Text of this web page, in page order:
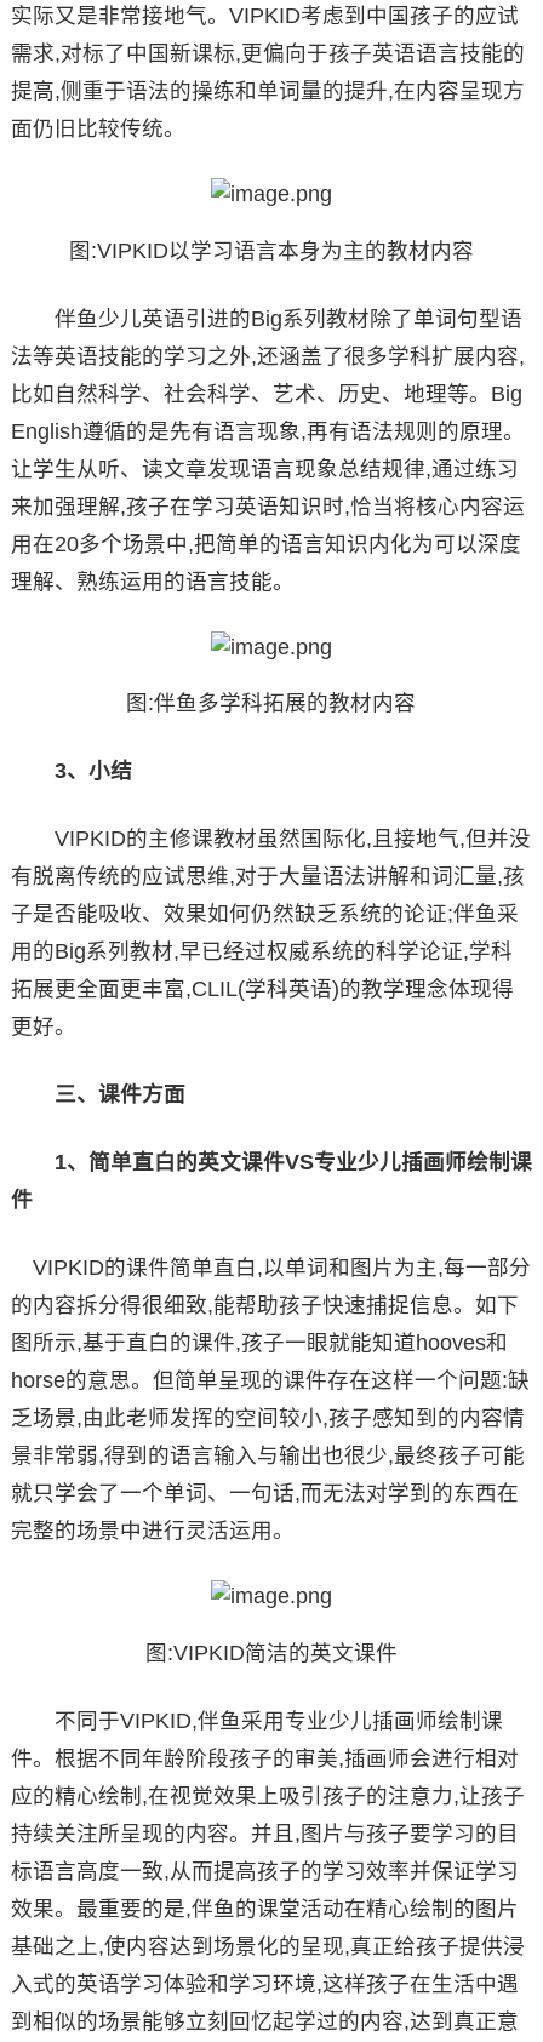
实际又是非常接地气。VIPKID考虑到中国孩子的应试
需求,对标了中国新课标,更偏向于孩子英语语言技能的
提高,侧重于语法的操练和单词量的提升,在内容呈现方
面仍旧比较传统。
图:VIPKID以学习语言本身为主的教材内容
伴鱼少儿英语引进的Big系列教材除了单词句型语
法等英语技能的学习之外,还涵盖了很多学科扩展内容,
比如自然科学、社会科学、艺术、历史、地理等。Big
English遵循的是先有语言现象,再有语法规则的原理。
让学生从听、读文章发现语言现象总结规律,通过练习
来加强理解,孩子在学习英语知识时,恰当将核心内容运
用在20多个场景中,把简单的语言知识内化为可以深度
理解、熟练运用的语言技能。
图:伴鱼多学科拓展的教材内容
3、小结
VIPKID的主修课教材虽然国际化,且接地气,但并没
有脱离传统的应试思维,对于大量语法讲解和词汇量,孩
子是否能吸收、效果如何仍然缺乏系统的论证;伴鱼采
用的Big系列教材,早已经过权威系统的科学论证,学科
拓展更全面更丰富,CLIL(学科英语)的教学理念体现得
更好。
三、课件方面
1、简单直白的英文课件VS专业少儿插画师绘制课
件
VIPKID的课件简单直白,以单词和图片为主,每一部分
的内容拆分得很细致,能帮助孩子快速捕捉信息。如下
图所示,基于直白的课件,孩子一眼就能知道hooves和
horse的意思。但简单呈现的课件存在这样一个问题:缺
乏场景,由此老师发挥的空间较小,孩子感知到的内容情
景非常弱,得到的语言输入与输出也很少,最终孩子可能
就只学会了一个单词、一句话,而无法对学到的东西在
完整的场景中进行灵活运用。
图:VIPKID简洁的英文课件
不同于VIPKID,伴鱼采用专业少儿插画师绘制课
件。根据不同年龄阶段孩子的审美,插画师会进行相对
应的精心绘制,在视觉效果上吸引孩子的注意力,让孩子
持续关注所呈现的内容。并且,图片与孩子要学习的目
标语言高度一致,从而提高孩子的学习效率并保证学习
效果。最重要的是,伴鱼的课堂活动在精心绘制的图片
基础之上,使内容达到场景化的呈现,真正给孩子提供浸
入式的英语学习体验和学习环境,这样孩子在生活中遇
到相似的场景能够立刻回忆起学过的内容,达到真正意